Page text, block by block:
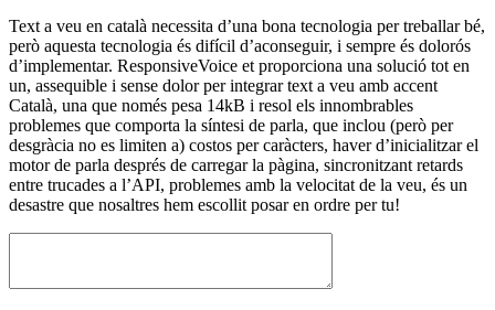
Text a veu en català necessita d’una bona tecnologia per treballar bé,
però aquesta tecnologia és difícil d’aconseguir, i sempre és dolorós
d’implementar. ResponsiveVoice et proporciona una solució tot en
un, assequible i sense dolor per integrar text a veu amb accent
Català, una que només pesa 14kB i resol els innombrables
problemes que comporta la síntesi de parla, que inclou (però per
desgràcia no es limiten a) costos per caràcters, haver d’inicialitzar el
motor de parla després de carregar la pàgina, sincronitzant retards
entre trucades a l’API, problemes amb la velocitat de la veu, és un
desastre que nosaltres hem escollit posar en ordre per tu!